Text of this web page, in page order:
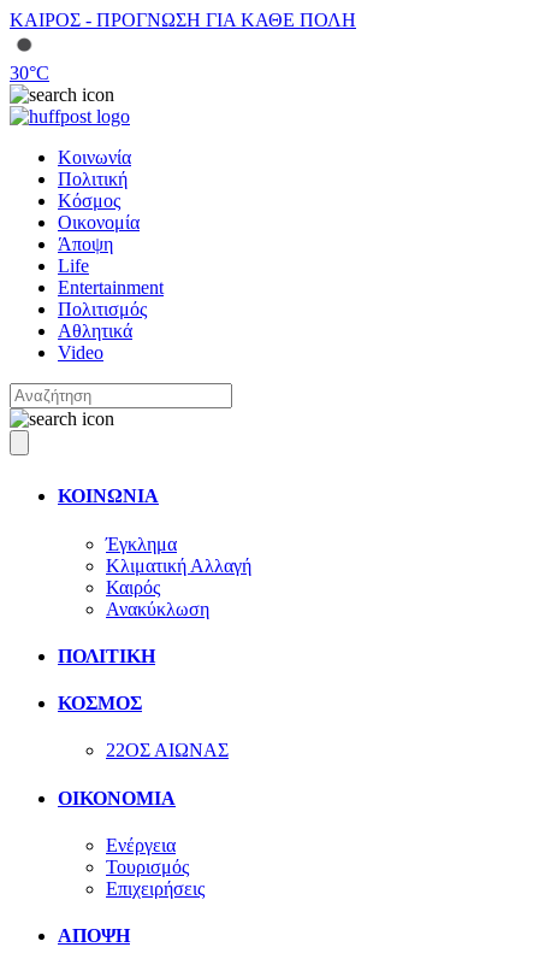
ΚΑΙΡΟΣ - ΠΡΟΓΝΩΣΗ ΓΙΑ ΚΑΘΕ ΠΟΛΗ
30°C
Κοινωνία
Πολιτική
Κόσμος
Οικονομία
Άποψη
Life
Entertainment
Πολιτισμός
Αθλητικά
Video
ΚΟΙΝΩΝΙΑ
Έγκλημα
Κλιματική Αλλαγή
Καιρός
Ανακύκλωση
ΠΟΛΙΤΙΚΗ
ΚΟΣΜΟΣ
22ΟΣ ΑΙΩΝΑΣ
ΟΙΚΟΝΟΜΙΑ
Ενέργεια
Τουρισμός
Επιχειρήσεις
ΑΠΟΨΗ